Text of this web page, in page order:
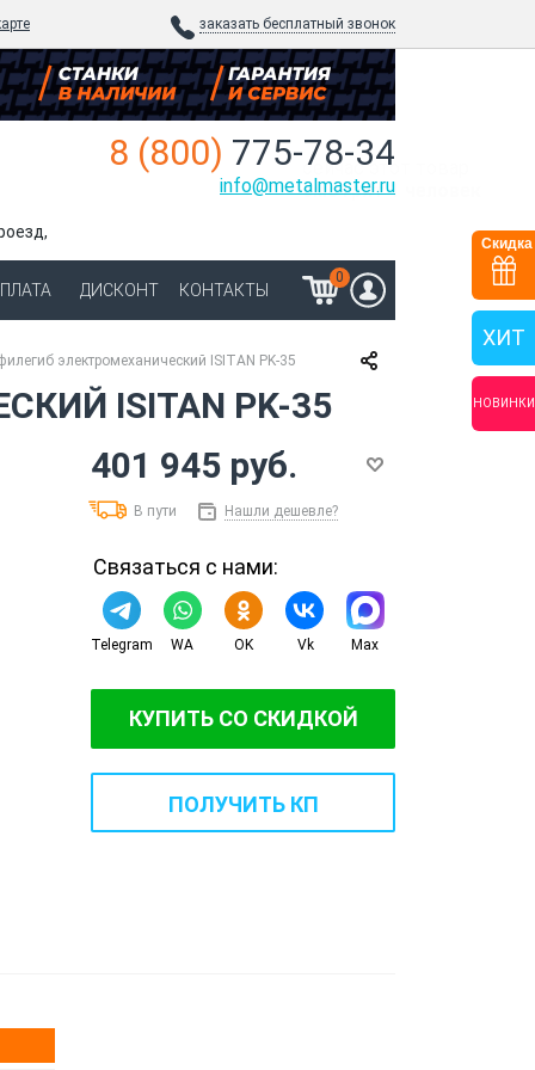
заказать бесплатный звонок
8 (800) 775-78-34
info@metalmaster.ru
ДИСКОНТ КОНТАКТЫ
0
электромеханический ISITAN PK-35
ISITAN PK-35
сейчасэтот товар
смотрят 1 человек
401 945 руб.
В пути Нашли дешевле?
Связаться с нами:
Telegram WA OK Vk Max
КУПИТЬ СО СКИДКОЙ
ПОЛУЧИТЬ КП
Скидка
ХИТ
НОВИНКИ